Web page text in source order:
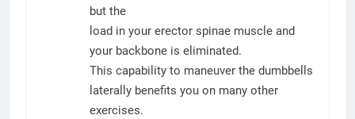
but the
load in your erector spinae muscle and
your backbone is eliminated.
This capability to maneuver the dumbbells
laterally benefits you on many other
exercises.